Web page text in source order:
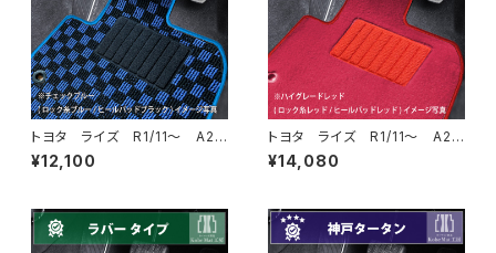
トヨタ ライズ R1/11〜 A20
0系 フロアマット一式 カーマ
ット スタンダードタイプ
¥12,100
トヨタ ライズ R1/11〜 A20
0系 フロアマット一式 カーマ
ット ハイグレードタイプ
¥14,080